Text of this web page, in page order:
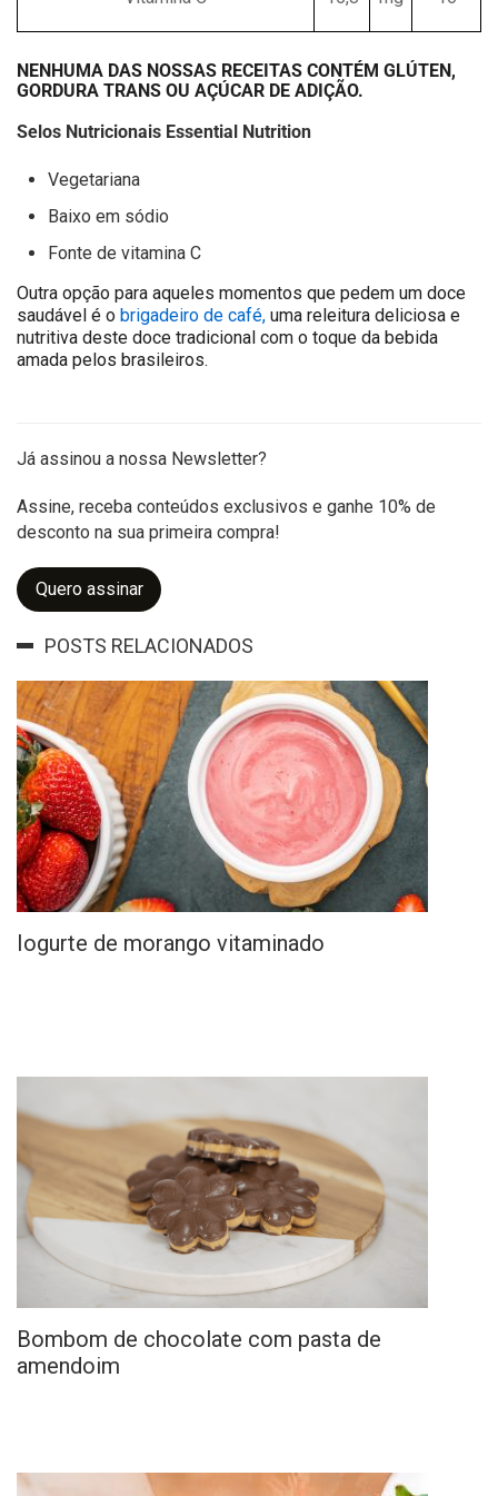
NENHUMA DAS NOSSAS RECEITAS CONTÉM GLÚTEN,
GORDURA TRANS OU AÇÚCAR DE ADIÇÃO.
Selos Nutricionais Essential Nutrition
Vegetariana
Baixo em sódio
Fonte de vitamina C
Outra opção para aqueles momentos que pedem um doce
saudável é o brigadeiro de café, uma releitura deliciosa e
nutritiva deste doce tradicional com o toque da bebida
amada pelos brasileiros.
Já assinou a nossa Newsletter?
Assine, receba conteúdos exclusivos e ganhe 10% de
desconto na sua primeira compra!
Quero assinar
POSTS RELACIONADOS
Iogurte de morango vitaminado
Bombom de chocolate com pasta de
amendoim